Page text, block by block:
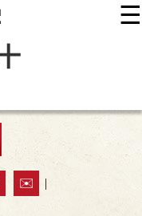
☰
✉️ |